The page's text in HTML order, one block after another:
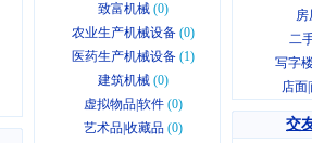
致富机械 (0)
农业生产机械设备 (0)
医药生产机械设备 (1)
建筑机械 (0)
虚拟物品|软件 (0)
艺术品|收藏品 (0)
房
二
写字
店面
交